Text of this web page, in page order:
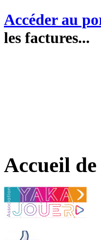
Accéder au
les factures...
Accueil